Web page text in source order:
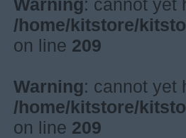
Warning: cannot yet
/home/kitstore/
on line 209
Warning: cannot yet
/home/kitstore/
on line 209